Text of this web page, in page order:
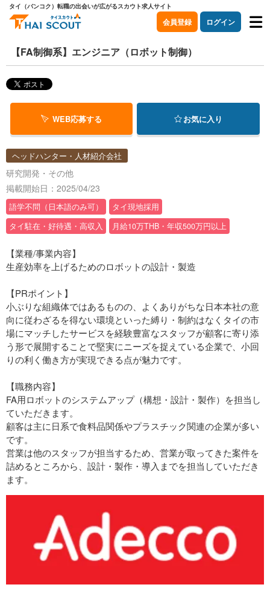
タイ（バンコク）転職の出会いが広がるスカウト求人サイト
会員登録 ログイン
【FA制御系】エンジニア（ロボット制御）
WEB応募する お気に入り
ヘッドハンター・人材紹介会社
研究開発・その他
掲載開始日：2025/04/23
語学不問（日本語のみ可）
タイ現地採用
タイ駐在・好待遇・高収入
月給10万THB・年収500万円以上
【業種/事業内容】
生産効率を上げるためのロボットの設計・製造
【PRポイント】
小ぶりな組織体ではあるものの、よくありがちな日本本社の意
向に従わざるを得ない環境といった縛り・制約はなくタイの市
場にマッチしたサービスを経験豊富なスタッフが顧客に寄り添
う形で展開することで堅実にニーズを捉えている企業で、小回
りの利く働き方が実現できる点が魅力です。
【職務内容】
FA用ロボットのシステムアップ（構想・設計・製作）を担当し
ていただきます。
顧客は主に日系で食料品関係やプラスチック関連の企業が多い
です。
営業は他のスタッフが担当するため、営業が取ってきた案件を
詰めるところから、設計・製作・導入までを担当していただき
ます。